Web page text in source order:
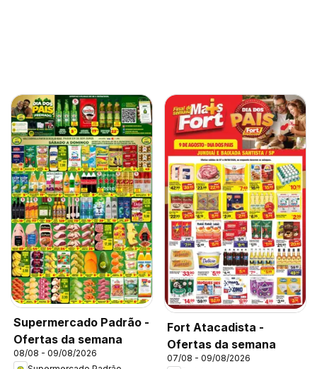
Supermercado Padrão -
Ofertas da semana
08/08 - 09/08/2026
Fort Atacadista -
Ofertas da semana
07/08 - 09/08/2026